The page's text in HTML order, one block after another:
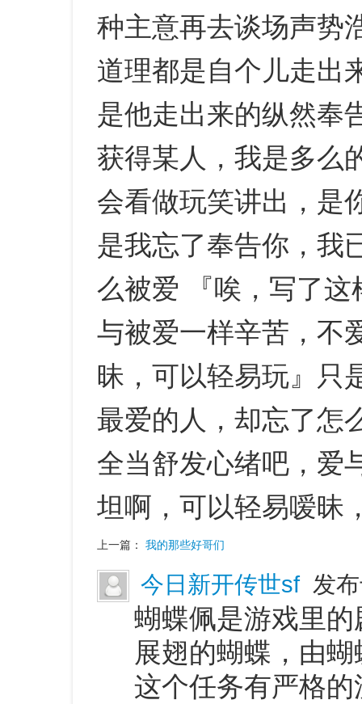
种主意再去谈场声势
道理都是自个儿走出
是他走出来的纵然奉
获得某人，我是多么
会看做玩笑讲出，是
是我忘了奉告你，我
么被爱 『唉，写了
与被爱一样辛苦，不
昧，可以轻易玩』只
最爱的人，却忘了怎
全当舒发心绪吧，爱
坦啊，可以轻易嗳昧
上一篇： 我的那些好哥们
今日新开传世sf 发
蝴蝶佩是游戏里
展翅的蝴蝶，由
这个任务有严格